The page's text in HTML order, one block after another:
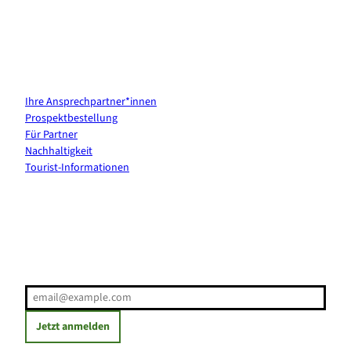
Ihre Ansprechpartner*innen
Prospektbestellung
Für Partner
Nachhaltigkeit
Tourist-Informationen
Jetzt anmelden